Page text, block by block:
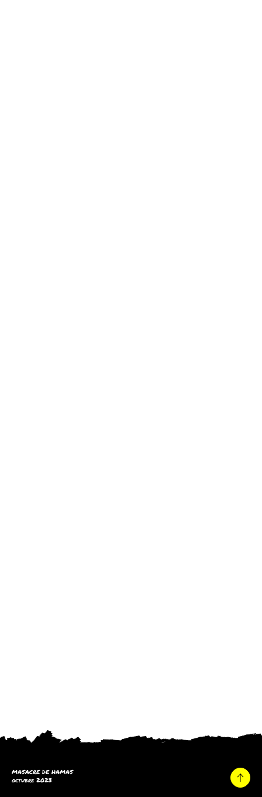
MASACRE DE HAMAS
octubre 2023